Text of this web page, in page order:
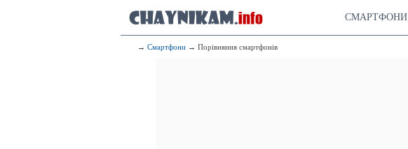
СМАРТФОНИ
→ Смартфони → Порівняння смартфонів